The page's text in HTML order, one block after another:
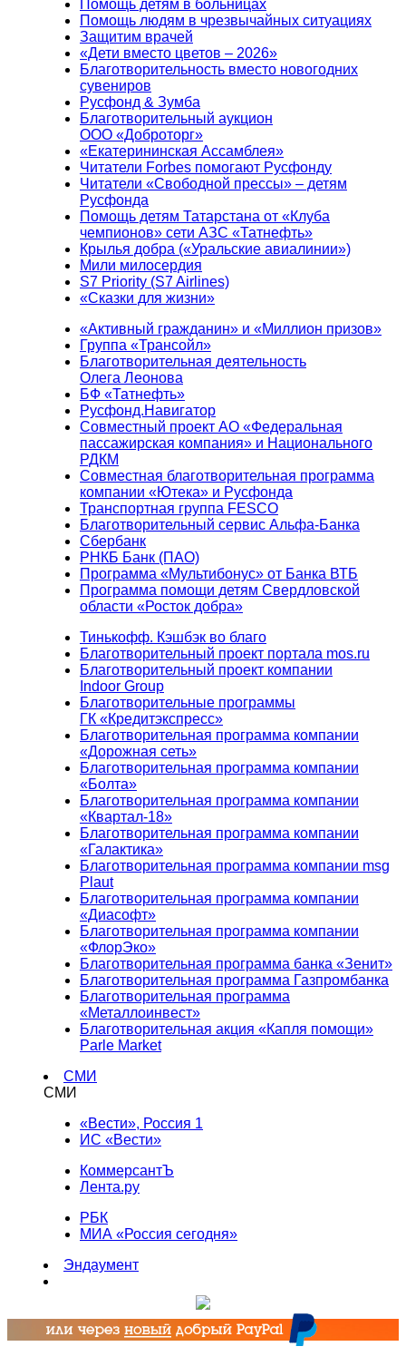
Помощь детям в больницах
Помощь людям в чрезвычайных ситуациях
Защитим врачей
«Дети вместо цветов – 2026»
Благотворительность вместо новогодних
сувениров
Русфонд & Зумба
Благотворительный аукцион
ООО «Доброторг»
«Екатерининская Ассамблея»
Читатели Forbes помогают Русфонду
Читатели «Свободной прессы» – детям
Русфонда
Помощь детям Татарстана от «Клуба
чемпионов» сети АЗС «Татнефть»
Крылья добра («Уральские авиалинии»)
Мили милосердия
S7 Priority (S7 Airlines)
«Сказки для жизни»
«Активный гражданин» и «Миллион призов»
Группа «Трансойл»
Благотворительная деятельность
Олега Леонова
БФ «Татнефть»
Русфонд.Навигатор
Совместный проект АО «Федеральная
пассажирская компания» и Национального
РДКМ
Совместная благотворительная программа
компании «Ютека» и Русфонда
Транспортная группа FESCO
Благотворительный сервис Альфа-Банка
Сбербанк
РНКБ Банк (ПАО)
Программа «Мультибонус» от Банка ВТБ
Программа помощи детям Свердловской
области «Росток добра»
Тинькофф. Кэшбэк во благо
Благотворительный проект портала mos.ru
Благотворительный проект компании
Indoor Group
Благотворительные программы
ГК «Кредитэкспресс»
Благотворительная программа компании
«Дорожная сеть»
Благотворительная программа компании
«Болта»
Благотворительная программа компании
«Квартал-18»
Благотворительная программа компании
«Галактика»
Благотворительная программа компании msg
Plaut
Благотворительная программа компании
«Диасофт»
Благотворительная программа компании
«ФлорЭко»
Благотворительная программа банка «Зенит»
Благотворительная программа Газпромбанка
Благотворительная программа
«Металлоинвест»
Благотворительная акция «Капля помощи»
Parle Market
СМИ
СМИ
«Вести», Россия 1
ИС «Вести»
КоммерсантЪ
Лента.ру
РБК
МИА «Россия сегодня»
Эндаумент